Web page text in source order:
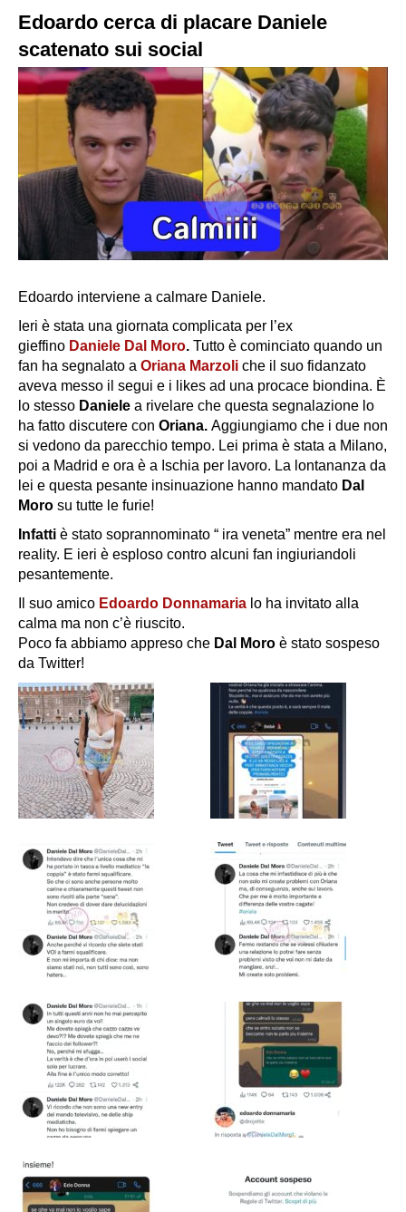
Edoardo cerca di placare Daniele
scatenato sui social
Edoardo interviene a calmare Daniele.
Ieri è stata una giornata complicata per l’ex
gieffino Daniele Dal Moro. Tutto è cominciato quando un
fan ha segnalato a Oriana Marzoli che il suo fidanzato
aveva messo il segui e i likes ad una procace biondina. È
lo stesso Daniele a rivelare che questa segnalazione lo
ha fatto discutere con Oriana. Aggiungiamo che i due non
si vedono da parecchio tempo. Lei prima è stata a Milano,
poi a Madrid e ora è a Ischia per lavoro. La lontananza da
lei e questa pesante insinuazione hanno mandato Dal
Moro su tutte le furie!
Infatti è stato soprannominato “ ira veneta” mentre era nel
reality. E ieri è esploso contro alcuni fan ingiuriandoli
pesantemente.
Il suo amico Edoardo Donnamaria lo ha invitato alla
calma ma non c’è riuscito.
Poco fa abbiamo appreso che Dal Moro è stato sospeso
da Twitter!